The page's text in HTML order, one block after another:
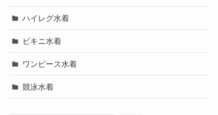
ハイレグ水着
ビキニ水着
ワンピース水着
競泳水着